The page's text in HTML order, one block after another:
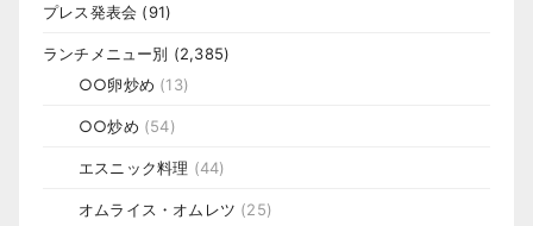
プレス発表会 (91)
ランチメニュー別 (2,385)
○○卵炒め (13)
○○炒め (54)
エスニック料理 (44)
オムライス・オムレツ (25)